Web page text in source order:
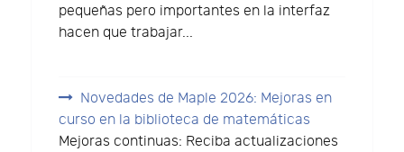
pequeñas pero importantes en la interfaz
hacen que trabajar...
Novedades de Maple 2026: Mejoras en
curso en la biblioteca de matemáticas
Mejoras continuas: Reciba actualizaciones